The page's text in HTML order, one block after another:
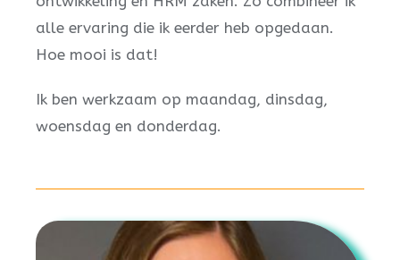
alle ervaring die ik eerder heb opgedaan.
Hoe mooi is dat!
Ik ben werkzaam op maandag, dinsdag,
woensdag en donderdag.